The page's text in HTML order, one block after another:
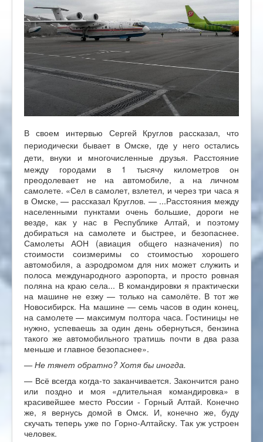
В своем интервью Сергей Круглов рассказал, что
периодически бывает в Омске, где у него остались
дети, внуки и многочисленные друзья. Расстояние
между городами в 1 тысячу километров он
преодолевает не на автомобиле, а на личном
самолете. «Сел в самолет, взлетел, и через три часа я
в Омске, — рассказал Круглов. — ...Расстояния между
населенными пунктами очень большие, дороги не
везде, как у нас в Республике Алтай, и поэтому
добираться на самолете и быстрее, и безопаснее.
Самолеты АОН (авиация общего назначения) по
стоимости соизмеримы со стоимостью хорошего
автомобиля, а аэродромом для них может служить и
полоса международного аэропорта, и просто ровная
поляна на краю села... В командировки я практически
на машине не езжу — только на самолёте. В тот же
Новосибирск. На машине — семь часов в один конец,
на самолете — максимум полтора часа. Гостиницы не
нужно, успеваешь за один день обернуться, бензина
такого же автомобильного тратишь почти в два раза
меньше и главное безопаснее».
— Не тянет обратно? Хотя бы иногда.
— Всё всегда когда-то заканчивается. Закончится рано
или поздно и моя «длительная командировка» в
красивейшее место России - Горный Алтай. Конечно
же, я вернусь домой в Омск. И, конечно же, буду
скучать теперь уже по Горно-Алтайску. Так уж устроен
человек.